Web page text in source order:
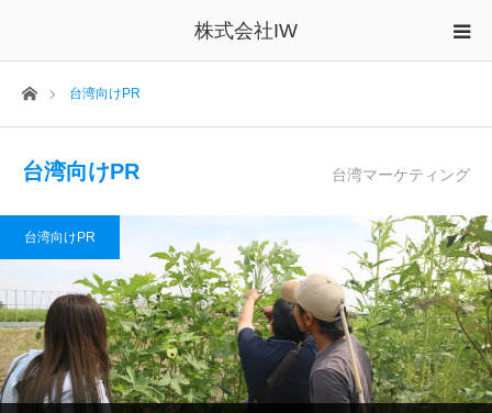
株式会社IW
ホーム台湾向けPR
台湾向けPR 台湾マーケティング
台湾向けPR